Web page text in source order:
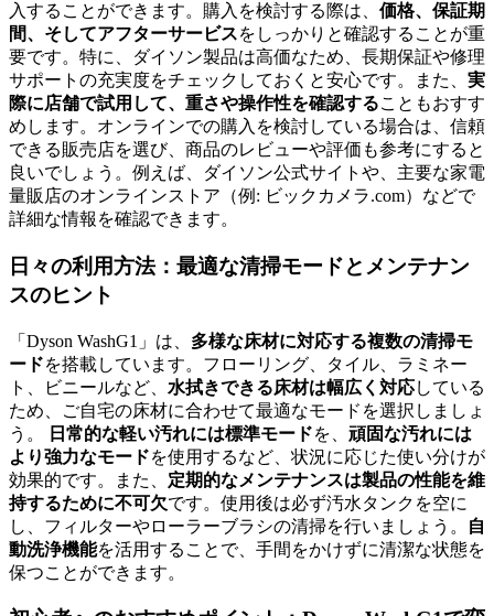
入することができます。購入を検討する際は、 価格、保証期
間、そしてアフターサービスをしっかりと確認することが重
要です。特に、ダイソン製品は高価なため、長期保証や修理
サポートの充実度をチェックしておくと安心です。また、 実
際に店舗で試用して、重さや操作性を確認することもおすす
めします。オンラインでの購入を検討している場合は、信頼
できる販売店を選び、商品のレビューや評価も参考にすると
良いでしょう。例えば、ダイソン公式サイトや、主要な家電
量販店のオンラインストア（例: ビックカメラ.com）などで
詳細な情報を確認できます。
日々の利用方法：最適な清掃モードとメンテナン
スのヒント
「Dyson WashG1」は、 多様な床材に対応する複数の清掃モ
ードを搭載しています。フローリング、タイル、ラミネー
ト、ビニールなど、 水拭きできる床材は幅広く対応している
ため、ご自宅の床材に合わせて最適なモードを選択しましょ
う。
日常的な軽い汚れには標準モードを、 頑固な汚れには
より強力なモードを使用するなど、状況に応じた使い分けが
効果的です。また、 定期的なメンテナンスは製品の性能を維
持するために不可欠です。使用後は必ず汚水タンクを空に
し、フィルターやローラーブラシの清掃を行いましょう。
自
動洗浄機能を活用することで、手間をかけずに清潔な状態を
保つことができます。